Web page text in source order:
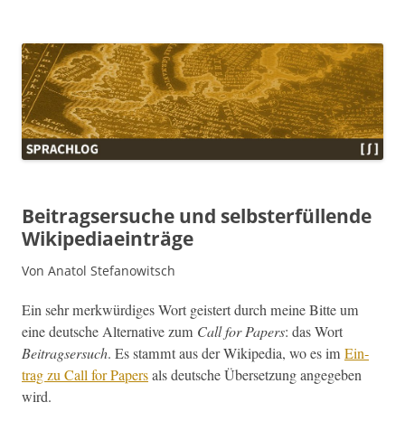
Beitragsersuche und selbsterfüllende
Wikipediaeinträge
Von Anatol Stefanowitsch
Ein sehr merk­würdi­ges Wort geis­tert durch meine Bitte um
eine deutsche Alter­na­tive zum Call for Papers: das Wort
Beitragser­such. Es stammt aus der Wikipedia, wo es im Ein­
trag zu Call for Papersals deutsche Über­set­zung angegeben
wird.